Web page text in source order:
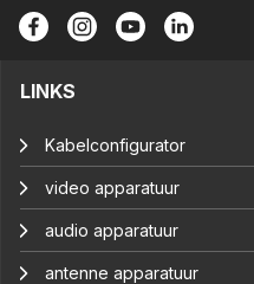
LINKS
Kabelconfigurator
video apparatuur
audio apparatuur
antenne apparatuur